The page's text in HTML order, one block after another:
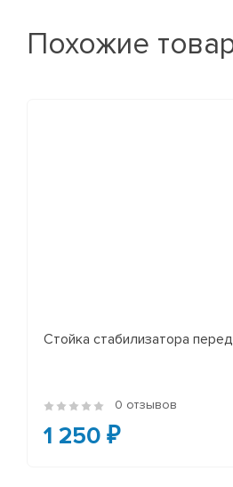
Похожие
Стойка стабилизатора
0 отзывов
1 250 ₽